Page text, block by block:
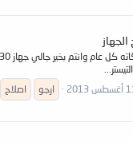
2013 ارجو اصلاح